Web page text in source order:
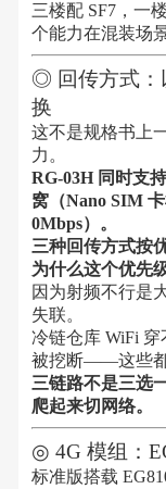
三楼配 SF7，一
个能力在混装场
◎ 回传方式：
换
这不是规格书上
力。
RG-03H 同时支
窝（Nano SIM
0Mbps）。
三种回传方式按
为什么这个优先
因为射频不行是
失联。
冷链仓库 WiFi
被挖断——这些都
三链路不是三选
爬起来切网络。
◎ 4G 模组：
标准版搭载